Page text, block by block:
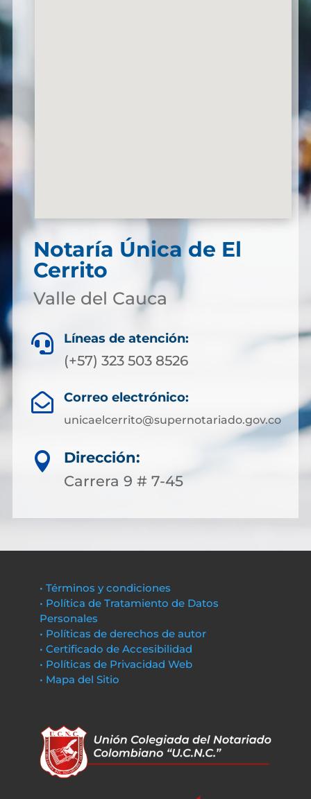
Notaría Única de El
Cerrito
Valle del Cauca
 Líneas de atención:
(+57) 323 503 8526
 Correo electrónico:
unicaelcerrito@supernotariado.gov.co

Dirección:
Carrera 9 # 7-45
• Términos y condiciones
• Política de Tratamiento de Datos
Personales
• Políticas de derechos de autor
• Certificado de Accesibilidad
• Políticas de Privacidad Web
• Mapa del Sitio